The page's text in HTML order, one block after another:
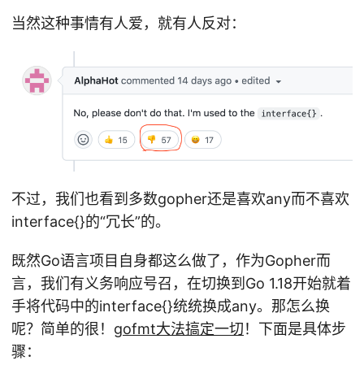
当然这种事情有人爱，就有人反对：
不过，我们也看到多数gopher还是喜欢any而不喜欢
interface{}的“冗长”的。
既然Go语言项目自身都这么做了，作为Gopher而
言，我们有义务响应号召，在切换到Go 1.18开始就着
手将代码中的interface{}统统换成any。那怎么换
呢？简单的很！ gofmt大法搞定一切！下面是具体步
骤：